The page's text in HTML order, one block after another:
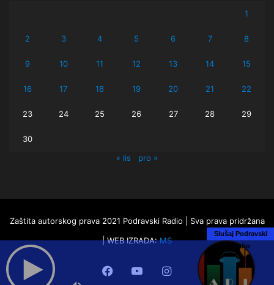
1
2 3 4 5 6 7 8
9 10 11 12 13 14 15
16 17 18 19 20 21 22
23 24 25 26 27 28 29
30
« lis
pro »
Zaštita autorskog prava 2021 Podravski Radio | Sva prava pridržana
| WEB IZRADA:MS
FacebookYouTubeInstagram
Slušaj Podravski
Radio